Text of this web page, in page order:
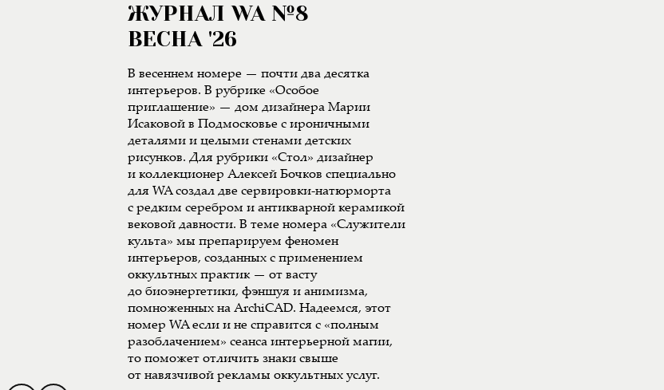
ЖУРНАЛ WA №8
ВЕСНА '26
В весеннем номере — почти два десятка
интерьеров. В рубрике «Особое
приглашение» — дом дизайнера Марии
Исаковой в Подмосковье с ироничными
деталями и целыми стенами детских
рисунков. Для рубрики «Стол» дизайнер
и коллекционер Алексей Бочков специально
для WA создал две сервировки-натюрморта
с редким серебром и антикварной керамикой
вековой давности. В теме номера «Служители
культа» мы препарируем феномен
интерьеров, созданных с применением
оккультных практик — от васту
до биоэнергетики, фэншуя и анимизма,
помноженных на ArchiCAD. Надеемся, этот
номер WA если и не справится с «полным
разоблачением» сеанса интерьерной магии,
то поможет отличить знаки свыше
от навязчивой рекламы оккультных услуг.